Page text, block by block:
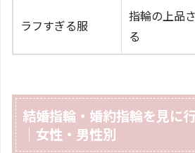
ラフすぎる服
指輪の上品
る
結婚指輪・婚約指輪を見に
｜女性・男性別